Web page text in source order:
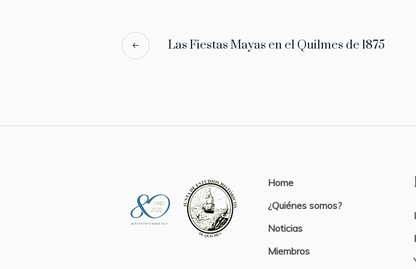
Las Fiestas Mayas en el Quilmes de 1875
Home
¿Quiénes somos?
Noticias
Miembros